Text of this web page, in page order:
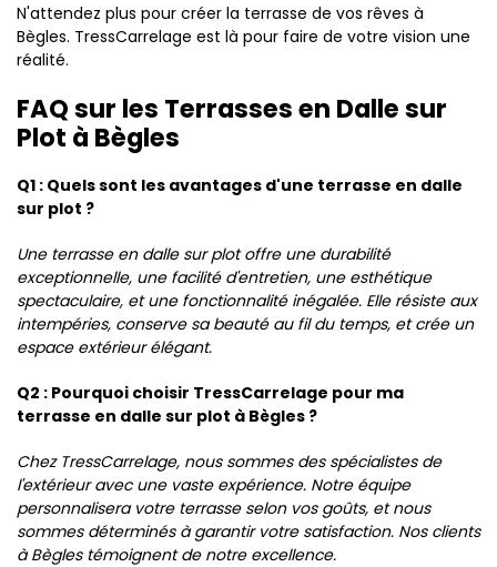
N'attendez plus pour créer la terrasse de vos rêves à
Bègles. TressCarrelage est là pour faire de votre vision une
réalité.
FAQ sur les Terrasses en Dalle sur
Plot à Bègles
Q1 : Quels sont les avantages d'une terrasse en dalle
sur plot ?
Une terrasse en dalle sur plot offre une durabilité
exceptionnelle, une facilité d'entretien, une esthétique
spectaculaire, et une fonctionnalité inégalée. Elle résiste aux
intempéries, conserve sa beauté au fil du temps, et crée un
espace extérieur élégant.
Q2 : Pourquoi choisir TressCarrelage pour ma
terrasse en dalle sur plot à Bègles ?
Chez TressCarrelage, nous sommes des spécialistes de
l'extérieur avec une vaste expérience. Notre équipe
personnalisera votre terrasse selon vos goûts, et nous
sommes déterminés à garantir votre satisfaction. Nos clients
à Bègles témoignent de notre excellence.